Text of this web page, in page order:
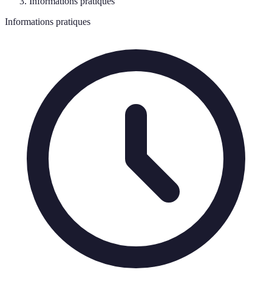
Informations pratiques